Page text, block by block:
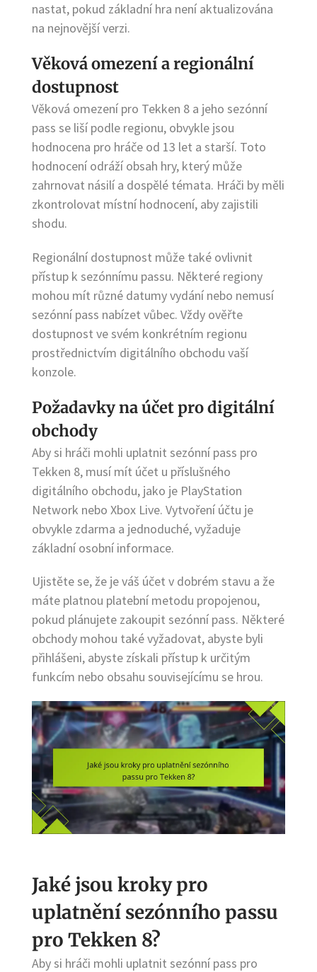
nastat, pokud základní hra není aktualizována
na nejnovější verzi.
Věková omezení a regionální
dostupnost
Věková omezení pro Tekken 8 a jeho sezónní
pass se liší podle regionu, obvykle jsou
hodnocena pro hráče od 13 let a starší. Toto
hodnocení odráží obsah hry, který může
zahrnovat násilí a dospělé témata. Hráči by měli
zkontrolovat místní hodnocení, aby zajistili
shodu.
Regionální dostupnost může také ovlivnit
přístup k sezónnímu passu. Některé regiony
mohou mít různé datumy vydání nebo nemusí
sezónní pass nabízet vůbec. Vždy ověřte
dostupnost ve svém konkrétním regionu
prostřednictvím digitálního obchodu vaší
konzole.
Požadavky na účet pro digitální
obchody
Aby si hráči mohli uplatnit sezónní pass pro
Tekken 8, musí mít účet u příslušného
digitálního obchodu, jako je PlayStation
Network nebo Xbox Live. Vytvoření účtu je
obvykle zdarma a jednoduché, vyžaduje
základní osobní informace.
Ujistěte se, že je váš účet v dobrém stavu a že
máte platnou platební metodu propojenou,
pokud plánujete zakoupit sezónní pass. Některé
obchody mohou také vyžadovat, abyste byli
přihlášeni, abyste získali přístup k určitým
funkcím nebo obsahu souvisejícímu se hrou.
Jaké jsou kroky pro
uplatnění sezónního passu
pro Tekken 8?
Aby si hráči mohli uplatnit sezónní pass pro